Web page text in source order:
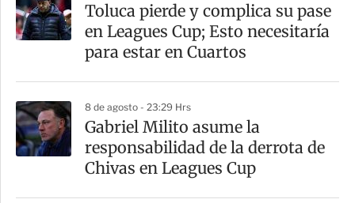
Toluca pierde y complica su pase
en Leagues Cup; Esto necesitaría
para estar en Cuartos
8 de agosto - 23:29 Hrs
Gabriel Milito asume la
responsabilidad de la derrota de
Chivas en Leagues Cup